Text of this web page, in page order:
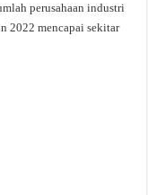
perusahaan industri
2022 mencapai sekitar